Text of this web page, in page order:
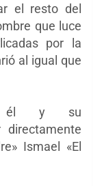
el resto del
que luce
por la
al igual que
él y su
Ismael «El